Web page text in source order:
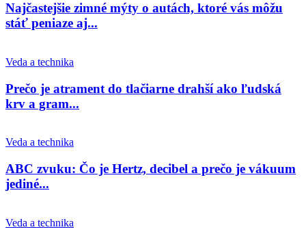
Najčastejšie zimné mýty o autách, ktoré vás môžu
stáť peniaze aj...
Veda a technika
Prečo je atrament do tlačiarne drahší ako ľudská
krv a gram...
Veda a technika
ABC zvuku: Čo je Hertz, decibel a prečo je vákuum
jediné...
Veda a technika